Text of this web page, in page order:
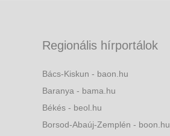
Regionális hírportálok
Bács-Kiskun - baon.hu
Baranya - bama.hu
Békés - beol.hu
Borsod-Abaúj-Zemplén - boon.hu